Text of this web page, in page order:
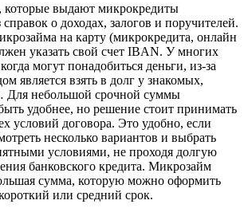
выдают микрокредиты
справок о доходах, залогов и поручителей.
на карту (микрокредита, онлайн
указать свой счет IBAN. У многих
могут понадобиться деньги, из-за
является взять в долг у знакомых,
Для небольшой срочной суммы
удобнее, но решение стоит принимать
условий договора. Это удобно, если
несколько вариантов и выбрать
условиями, не проходя долгую
банковского кредита. Микрозайм
сумма, которую можно оформить
или средний срок.